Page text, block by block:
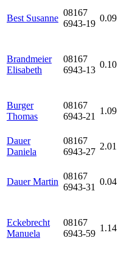
Best Susanne
08167
6943-19
0.09
Brandmeier
Elisabeth
08167
6943-13
0.10
Burger
Thomas
08167
6943-21
1.09
Dauer
Daniela
08167
6943-27
2.01
Dauer Martin
08167
6943-31
0.04
Eckebrecht
Manuela
08167
6943-59
1.14